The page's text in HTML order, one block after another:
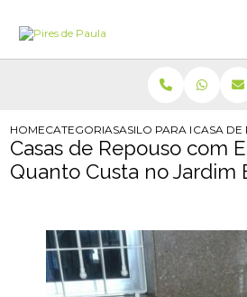
HOMECATEGORIASASILO PARA IDOSO
CASA DE
Casas de Repouso com
Quanto Custa no Jardim